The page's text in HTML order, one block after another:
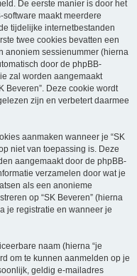
De eerste manier is door het
maakt meerdere
tijdelijke internetbestanden
twee cookies bevatten een
anoniem sessienummer (hierna
door de phpBB-
zal worden aangemaakt
Beveren”. Deze cookie wordt
zijn en verbetert daarmee
aanmaken wanneer je “SK
niet van toepassing is. Deze
aangemaakt door de phpBB-
verzamelen door wat je
als een anonieme
op “SK Beveren” (hierna
je registratie en wanneer je
naam (hierna “je
om te kunnen aanmelden op je
geldig e-mailadres